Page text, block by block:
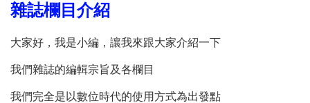
雜誌欄目介紹
大家好，我是小編，讓我來跟大家介紹一下
我們雜誌的編輯宗旨及各欄目
我們完全是以數位時代的使用方式為出發點